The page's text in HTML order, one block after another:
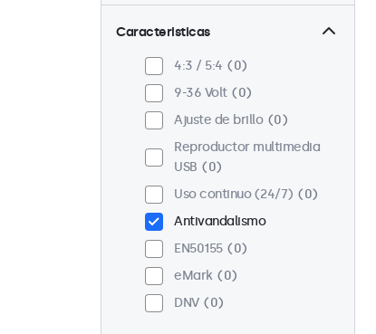
Caracteristicas
4:3 / 5:4
0
9-36 Volt
0
Ajuste de brillo
0
Reproductor multimedia
USB
0
Uso continuo (24/7)
0
Antivandalismo
EN50155
0
eMark
0
DNV
0